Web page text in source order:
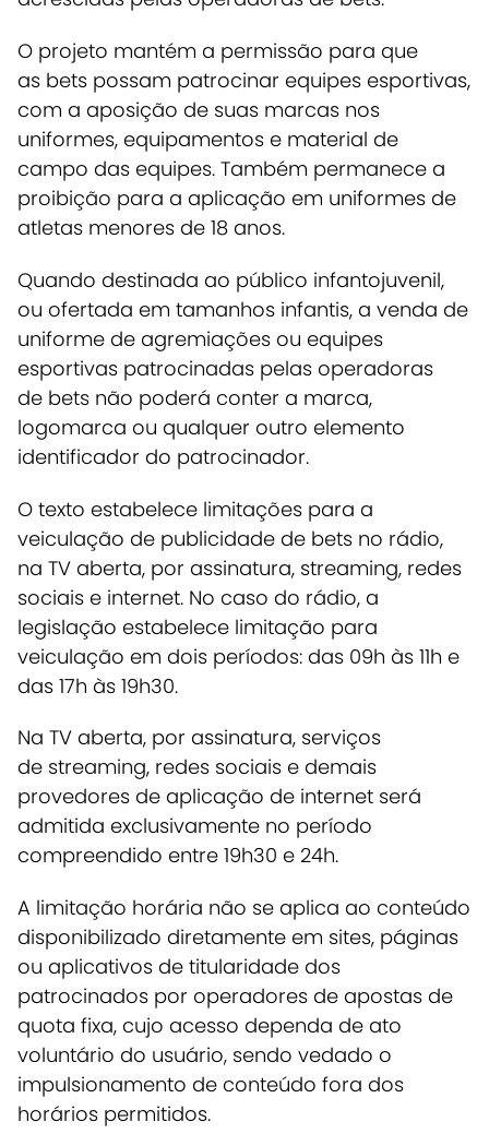
O projeto mantém a permissão para que
as bets possam patrocinar equipes esportivas,
com a aposição de suas marcas nos
uniformes, equipamentos e material de
campo das equipes. Também permanece a
proibição para a aplicação em uniformes de
atletas menores de 18 anos.
Quando destinada ao público infantojuvenil,
ou ofertada em tamanhos infantis, a venda de
uniforme de agremiações ou equipes
esportivas patrocinadas pelas operadoras
de bets não poderá conter a marca,
logomarca ou qualquer outro elemento
identificador do patrocinador.
O texto estabelece limitações para a
veiculação de publicidade de bets no rádio,
na TV aberta, por assinatura, streaming, redes
sociais e internet. No caso do rádio, a
legislação estabelece limitação para
veiculação em dois períodos: das 09h às 11h e
das 17h às 19h30.
Na TV aberta, por assinatura, serviços
de streaming, redes sociais e demais
provedores de aplicação de internet será
admitida exclusivamente no período
compreendido entre 19h30 e 24h.
A limitação horária não se aplica ao conteúdo
disponibilizado diretamente em sites, páginas
ou aplicativos de titularidade dos
patrocinados por operadores de apostas de
quota fixa, cujo acesso dependa de ato
voluntário do usuário, sendo vedado o
impulsionamento de conteúdo fora dos
horários permitidos.